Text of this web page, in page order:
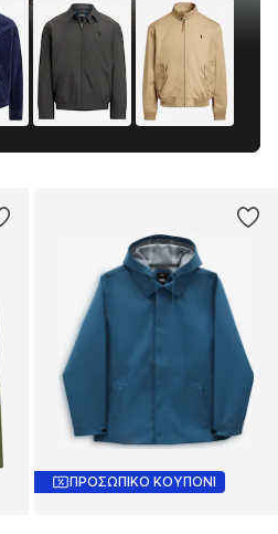
ΠΡΟΣΩΠΙΚΟ ΚΟΥΠΟΝΙ